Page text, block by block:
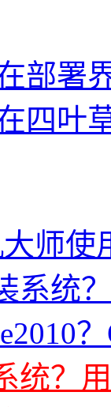
部署
四叶
师使
系统
统？